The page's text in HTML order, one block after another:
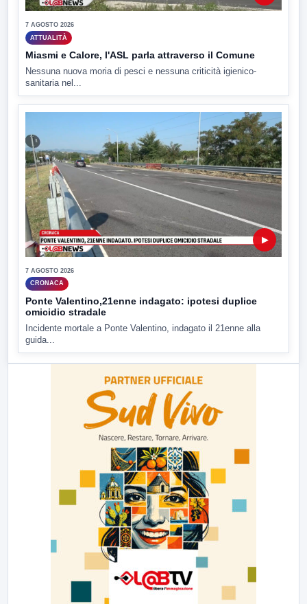
7 AGOSTO 2026
ATTUALITÀ
Miasmi e Calore, l'ASL parla attraverso il Comune
Nessuna nuova moria di pesci e nessuna criticità igienico-
sanitaria nel...
▶
7 AGOSTO 2026
CRONACA
Ponte Valentino,21enne indagato: ipotesi duplice
omicidio stradale
Incidente mortale a Ponte Valentino, indagato il 21enne alla
guida...